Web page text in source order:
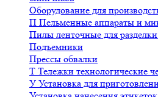
Оборудование для
П Пельменные аппараты и
Пилы ленточные для
Подъемники
Прессы обвалки
Т Тележки технологические
У Установка для